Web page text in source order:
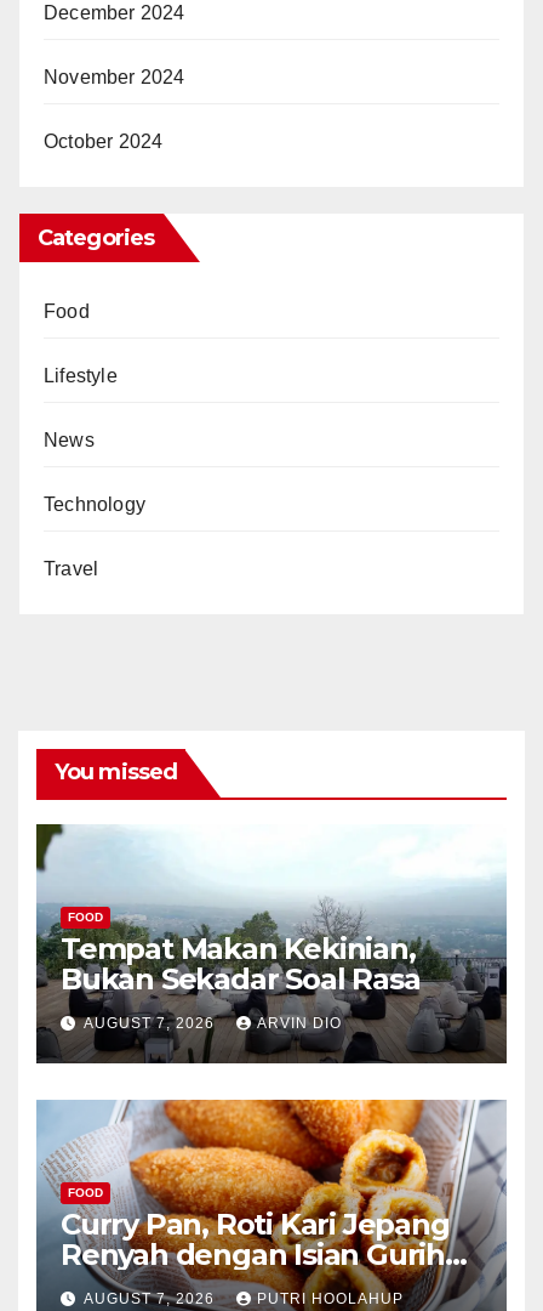
December 2024
November 2024
October 2024
Categories
Food
Lifestyle
News
Technology
Travel
You missed
FOOD
Tempat Makan Kekinian,
Bukan Sekadar Soal Rasa
AUGUST 7, 2026 ARVIN DIO
FOOD
Curry Pan, Roti Kari Jepang
Renyah dengan Isian Gurih
Menggoda
AUGUST 7, 2026 PUTRI HOOLAHUP